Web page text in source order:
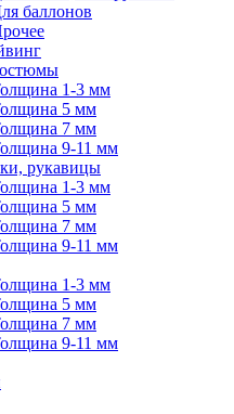
баллонов
1-3 мм
5 мм
7 мм
9-11 мм
рукавицы
1-3 мм
5 мм
7 мм
9-11 мм
1-3 мм
5 мм
7 мм
9-11 мм